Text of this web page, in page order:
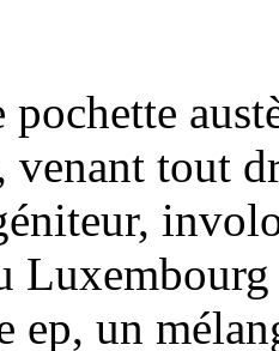
pochette
venant tout
ep, un